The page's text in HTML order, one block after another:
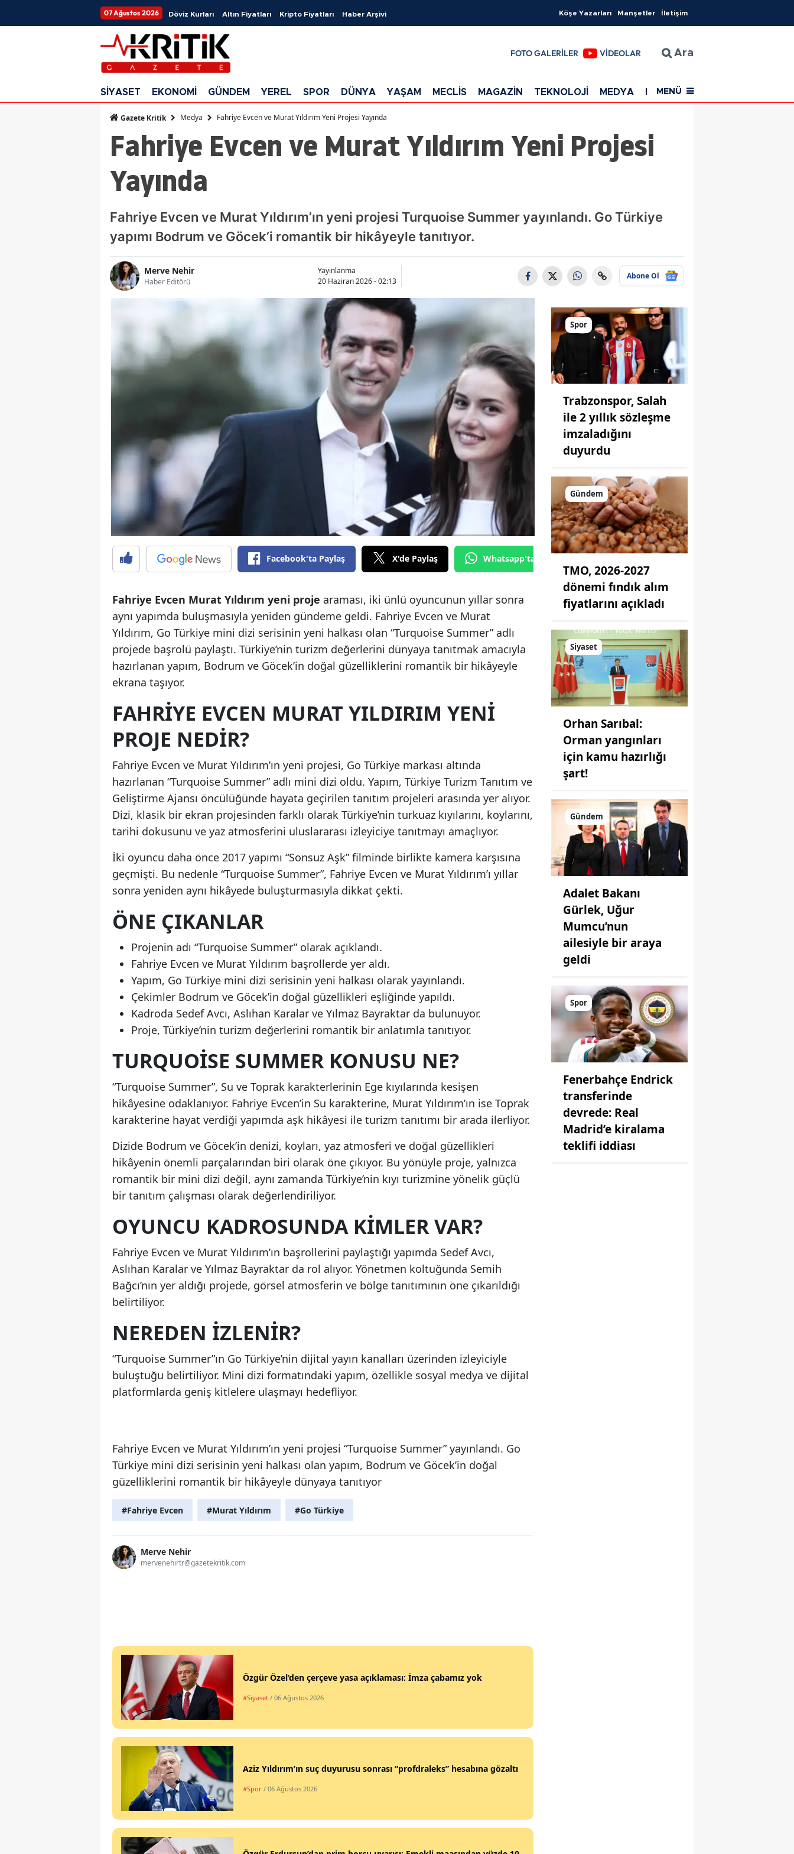
07 Ağustos 2026 Döviz Kurları Altın Fiyatları Kripto Fiyatları Haber Arşivi Köşe Yazarları Manşetler İletişim
FOTO GALERİLER VİDEOLAR Ara
SİYASET EKONOMİ GÜNDEM YEREL SPOR DÜNYA YAŞAM MECLİS MAGAZİN TEKNOLOJİ MEDYA EĞİTİM SAĞLIK
MENÜ
Gazete Kritik Medya Fahriye Evcen ve Murat Yıldırım Yeni Projesi Yayında
Fahriye Evcen ve Murat Yıldırım Yeni Projesi
Yayında
Fahriye Evcen ve Murat Yıldırım’ın yeni projesi Turquoise Summer yayınlandı. Go Türkiye
yapımı Bodrum ve Göcek’i romantik bir hikâyeyle tanıtıyor.
Merve Nehir
Haber Editörü
Yayınlanma
20 Haziran 2026 - 02:13
Abone Ol
Facebook'ta Paylaş X'de Paylaş Whatsapp'tan Gönder
Fahriye Evcen Murat Yıldırım yeni proje araması, iki ünlü oyuncunun yıllar sonra
aynı yapımda buluşmasıyla yeniden gündeme geldi. Fahriye Evcen ve Murat
Yıldırım, Go Türkiye mini dizi serisinin yeni halkası olan “Turquoise Summer” adlı
projede başrolü paylaştı. Türkiye’nin turizm değerlerini dünyaya tanıtmak amacıyla
hazırlanan yapım, Bodrum ve Göcek’in doğal güzelliklerini romantik bir hikâyeyle
ekrana taşıyor.
FAHRIYE EVCEN MURAT YILDIRIM YENI
PROJE NEDIR?
Fahriye Evcen ve Murat Yıldırım’ın yeni projesi, Go Türkiye markası altında
hazırlanan “Turquoise Summer” adlı mini dizi oldu. Yapım, Türkiye Turizm Tanıtım ve
Geliştirme Ajansı öncülüğünde hayata geçirilen tanıtım projeleri arasında yer alıyor.
Dizi, klasik bir ekran projesinden farklı olarak Türkiye’nin turkuaz kıyılarını, koylarını,
tarihi dokusunu ve yaz atmosferini uluslararası izleyiciye tanıtmayı amaçlıyor.
İki oyuncu daha önce 2017 yapımı “Sonsuz Aşk” filminde birlikte kamera karşısına
geçmişti. Bu nedenle “Turquoise Summer”, Fahriye Evcen ve Murat Yıldırım’ı yıllar
sonra yeniden aynı hikâyede buluşturmasıyla dikkat çekti.
ÖNE ÇIKANLAR
Projenin adı “Turquoise Summer” olarak açıklandı.
Fahriye Evcen ve Murat Yıldırım başrollerde yer aldı.
Yapım, Go Türkiye mini dizi serisinin yeni halkası olarak yayınlandı.
Çekimler Bodrum ve Göcek’in doğal güzellikleri eşliğinde yapıldı.
Kadroda Sedef Avcı, Aslıhan Karalar ve Yılmaz Bayraktar da bulunuyor.
Proje, Türkiye’nin turizm değerlerini romantik bir anlatımla tanıtıyor.
TURQUOISE SUMMER KONUSU NE?
“Turquoise Summer”, Su ve Toprak karakterlerinin Ege kıyılarında kesişen
hikâyesine odaklanıyor. Fahriye Evcen’in Su karakterine, Murat Yıldırım’ın ise Toprak
karakterine hayat verdiği yapımda aşk hikâyesi ile turizm tanıtımı bir arada ilerliyor.
Dizide Bodrum ve Göcek’in denizi, koyları, yaz atmosferi ve doğal güzellikleri
hikâyenin önemli parçalarından biri olarak öne çıkıyor. Bu yönüyle proje, yalnızca
romantik bir mini dizi değil, aynı zamanda Türkiye’nin kıyı turizmine yönelik güçlü
bir tanıtım çalışması olarak değerlendiriliyor.
OYUNCU KADROSUNDA KIMLER VAR?
Fahriye Evcen ve Murat Yıldırım’ın başrollerini paylaştığı yapımda Sedef Avcı,
Aslıhan Karalar ve Yılmaz Bayraktar da rol alıyor. Yönetmen koltuğunda Semih
Bağcı’nın yer aldığı projede, görsel atmosferin ve bölge tanıtımının öne çıkarıldığı
belirtiliyor.
NEREDEN IZLENIR?
“Turquoise Summer”ın Go Türkiye’nin dijital yayın kanalları üzerinden izleyiciyle
buluştuğu belirtiliyor. Mini dizi formatındaki yapım, özellikle sosyal medya ve dijital
platformlarda geniş kitlelere ulaşmayı hedefliyor.
Fahriye Evcen ve Murat Yıldırım’ın yeni projesi “Turquoise Summer” yayınlandı. Go
Türkiye mini dizi serisinin yeni halkası olan yapım, Bodrum ve Göcek’in doğal
güzelliklerini romantik bir hikâyeyle dünyaya tanıtıyor
#Fahriye Evcen #Murat Yıldırım #Go Türkiye
Merve Nehir
mervenehirtr@gazetekritik.com
Özgür Özel’den çerçeve yasa açıklaması: İmza çabamız yok
#Siyaset / 06 Ağustos 2026
Aziz Yıldırım’ın suç duyurusu sonrası “profdraleks” hesabına gözaltı
#Spor / 06 Ağustos 2026
Spor
Trabzonspor, Salah
ile 2 yıllık sözleşme
imzaladığını
duyurdu
Gündem
TMO, 2026-2027
dönemi fındık alım
fiyatlarını açıkladı
Siyaset
Orhan Sarıbal:
Orman yangınları
için kamu hazırlığı
şart!
Gündem
Adalet Bakanı
Gürlek, Uğur
Mumcu’nun
ailesiyle bir araya
geldi
Spor
Fenerbahçe Endrick
transferinde
devrede: Real
Madrid’e kiralama
teklifi iddiası